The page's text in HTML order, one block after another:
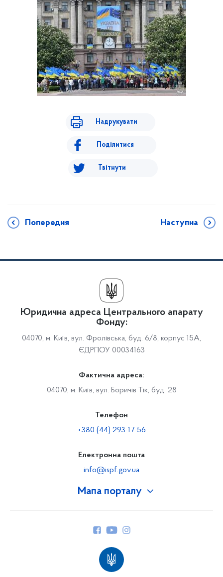
Надрукувати
Поділитися
Твітнути
Попередня Наступна
Мапа порталу
Юридична адреса Центрального апарату
Фонду:
04070, м. Київ, вул. Фролівська, буд. 6/8, корпус 15А,
ЄДРПОУ 00034163
Фактична адреса:
04070, м. Київ, вул. Боричів Тік, буд. 28
Телефон
+380 (44) 293-17-56
Електронна пошта
info@ispf.gov.ua